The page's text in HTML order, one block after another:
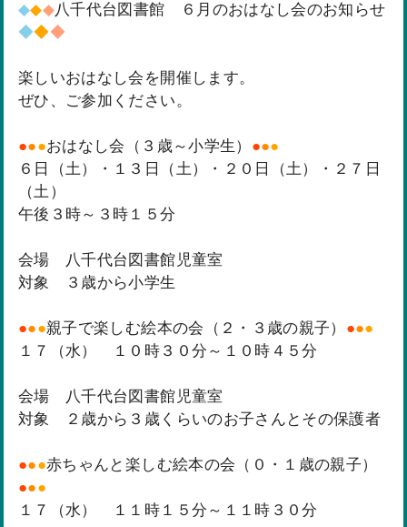
◆◆◆八千代台図書館 ６月のおはなし会のお知らせ
◆◆◆
楽しいおはなし会を開催します。
ぜひ、ご参加ください。
●●●おはなし会（３歳～小学生） ●●●
６日（土）・１３日（土）・２０日（土）・２７日
（土）
午後３時～３時１５分
会場 八千代台図書館児童室
対象 ３歳から小学生
●●●親子で楽しむ絵本の会（２・３歳の親子） ●●●
１７（水） １０時３０分～１０時４５分
会場 八千代台図書館児童室
対象 ２歳から３歳くらいのお子さんとその保護者
●●●赤ちゃんと楽しむ絵本の会（０・１歳の親子）
●●●
１７（水） １１時１５分～１１時３０分